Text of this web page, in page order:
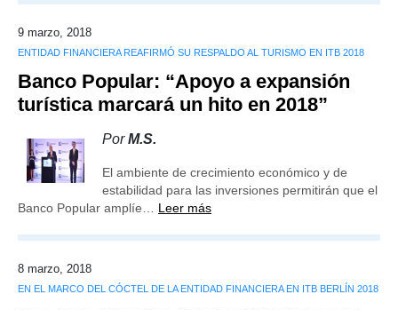
9 marzo, 2018
ENTIDAD FINANCIERA REAFIRMÓ SU RESPALDO AL TURISMO EN ITB 2018
Banco Popular: “Apoyo a expansión
turística marcará un hito en 2018”
PorM.S.
El ambiente de crecimiento económico y de
estabilidad para las inversiones permitirán que el
Banco Popular amplíe… Leer más
8 marzo, 2018
EN EL MARCO DEL CÓCTEL DE LA ENTIDAD FINANCIERA EN ITB BERLÍN 2018